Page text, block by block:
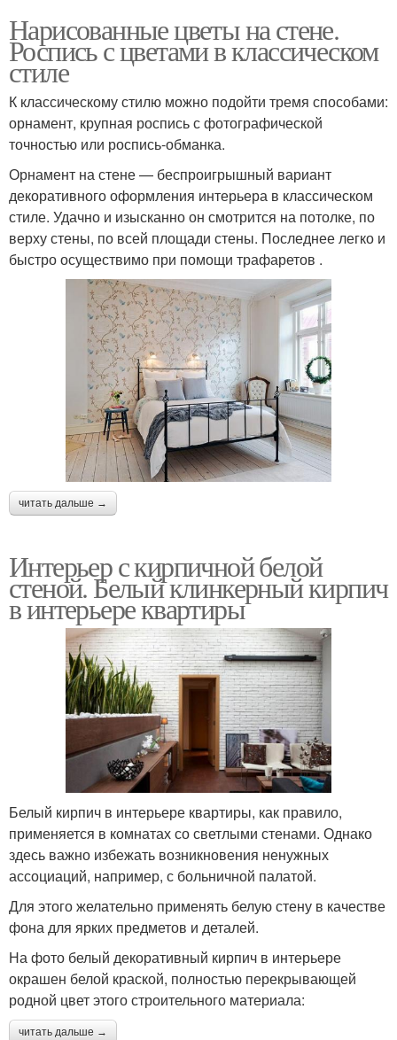
Нарисованные цветы на стене.
Роспись с цветами в классическом
стиле
К классическому стилю можно подойти тремя способами:
орнамент, крупная роспись с фотографической
точностью или роспись-обманка.
Орнамент на стене — беспроигрышный вариант
декоративного оформления интерьера в классическом
стиле. Удачно и изысканно он смотрится на потолке, по
верху стены, по всей площади стены. Последнее легко и
быстро осуществимо при помощи трафаретов .
читать дальше →
Интерьер с кирпичной белой
стеной. Белый клинкерный кирпич
в интерьере квартиры
Белый кирпич в интерьере квартиры, как правило,
применяется в комнатах со светлыми стенами. Однако
здесь важно избежать возникновения ненужных
ассоциаций, например, с больничной палатой.
Для этого желательно применять белую стену в качестве
фона для ярких предметов и деталей.
На фото белый декоративный кирпич в интерьере
окрашен белой краской, полностью перекрывающей
родной цвет этого строительного материала:
читать дальше →